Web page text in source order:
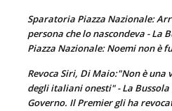
Sparatoria Piazza Nazionale:
persona che lo nascondeva - La
Piazza Nazionale: Noemi non è
Revoca Siri, Di Maio:"Non è una
degli italiani onesti" - La Bussola
Governo. Il Premier gli ha